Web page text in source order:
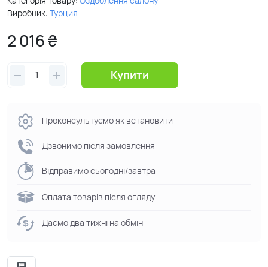
Виробник: Турция
2 016 ₴
Купити
Проконсультуємо як встановити
Дзвонимо після замовлення
Відправимо сьогодні/завтра
Оплата товарів після огляду
Даємо два тижні на обмін